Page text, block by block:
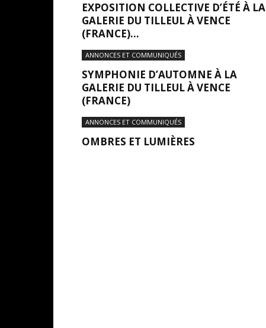
EXPOSITION COLLECTIVE D’ÉTÉ À LA
GALERIE DU TILLEUL À VENCE
(FRANCE)...
ANNONCES ET COMMUNIQUÉS
SYMPHONIE D’AUTOMNE À LA
GALERIE DU TILLEUL À VENCE
(FRANCE)
ANNONCES ET COMMUNIQUÉS
OMBRES ET LUMIÈRES